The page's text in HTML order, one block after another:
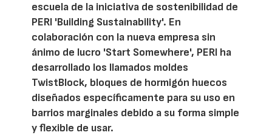
escuela de la iniciativa de sostenibilidad de
PERI 'Building Sustainability'. En
colaboración con la nueva empresa sin
ánimo de lucro 'Start Somewhere', PERI ha
desarrollado los llamados moldes
TwistBlock, bloques de hormigón huecos
diseñados específicamente para su uso en
barrios marginales debido a su forma simple
y flexible de usar.